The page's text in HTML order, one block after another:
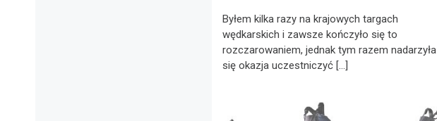
Byłem kilka razy na krajowych targach
wędkarskich i zawsze kończyło się to
rozczarowaniem, jednak tym razem nadarzyła
się okazja uczestniczyć […]